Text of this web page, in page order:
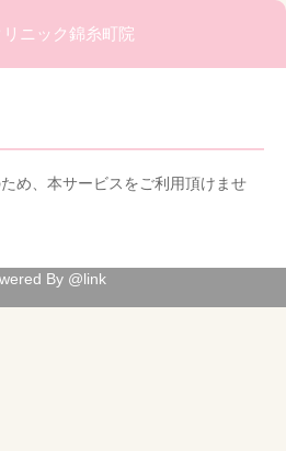
ニック錦糸町院
め、本サービスをご利用頂けませ
By @link